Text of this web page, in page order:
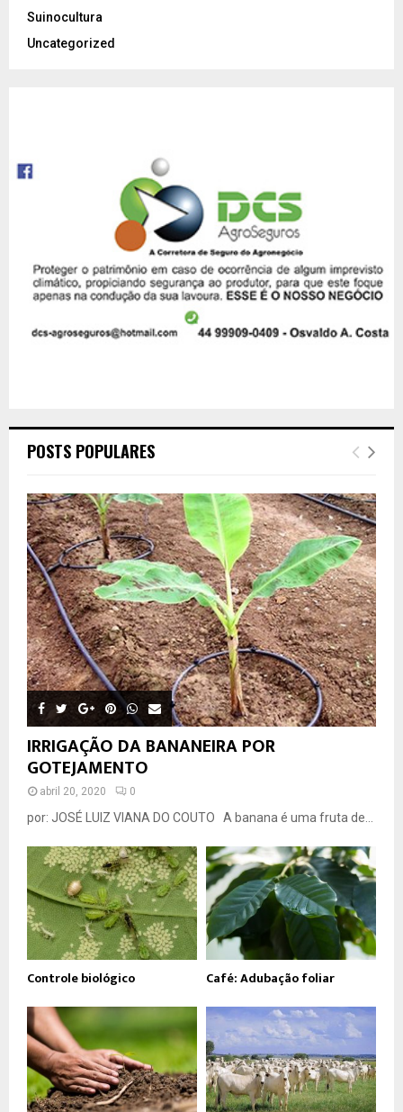
Suinocultura
Uncategorized
POSTS POPULARES
IRRIGAÇÃO DA BANANEIRA POR
GOTEJAMENTO
abril 20, 2020 0
por: JOSÉ LUIZ VIANA DO COUTO A banana é uma fruta de...
Controle biológico Café: Adubação foliar